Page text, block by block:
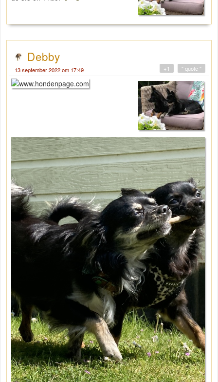
Debby
13 september 2022 om 17:49 " quote "
+1